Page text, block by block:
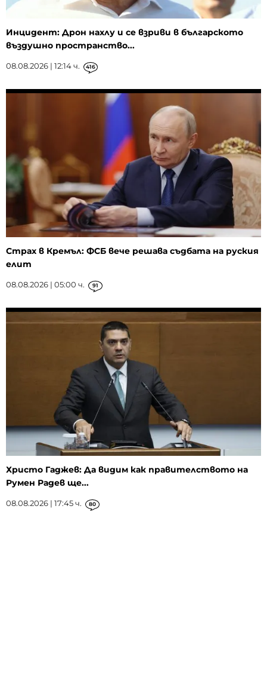
Инцидент: Дрон нахлу и се взриви в българското
въздушно пространство...
08.08.2026 | 12:14 ч. 416
Страх в Кремъл: ФСБ вече решава съдбата на руския
елит
08.08.2026 | 05:00 ч. 91
Христо Гаджев: Да видим как правителството на
Румен Радев ще...
08.08.2026 | 17:45 ч. 80